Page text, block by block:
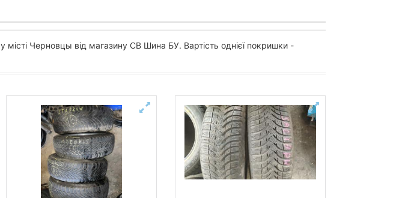
у місті Черновцы від магазину СВ Шина БУ. Вартість однієї покришки -